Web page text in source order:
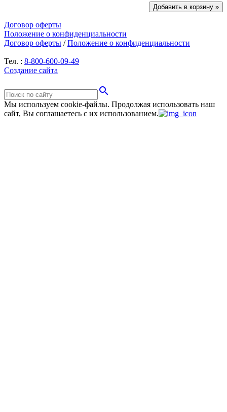
Договор оферты
Положение о конфиденциальности
Договор оферты /Положение о конфиденциальности
Тел. : 8-800-600-09-49
Создание сайта
search
Мы используем cookie-файлы. Продолжая использовать наш
сайт, Вы соглашаетесь с их использованием.